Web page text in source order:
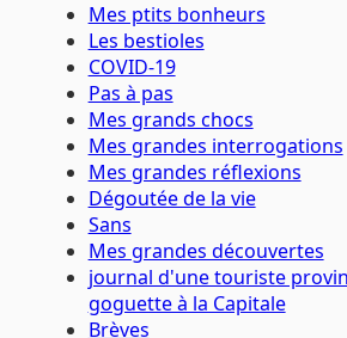
Mes ptits bonheurs
Les bestioles
COVID-19
Pas à pas
Mes grands chocs
Mes grandes interrogations
Mes grandes réflexions
Dégoutée de la vie
Sans
Mes grandes découvertes
journal d'une touriste
goguette à la Capitale
Brèves